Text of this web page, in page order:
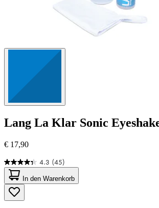
Lang La Klar Sonic
€ 17,90
4.3 (45)
4.3
von
5
Sternen.
45
In den Warenkorb